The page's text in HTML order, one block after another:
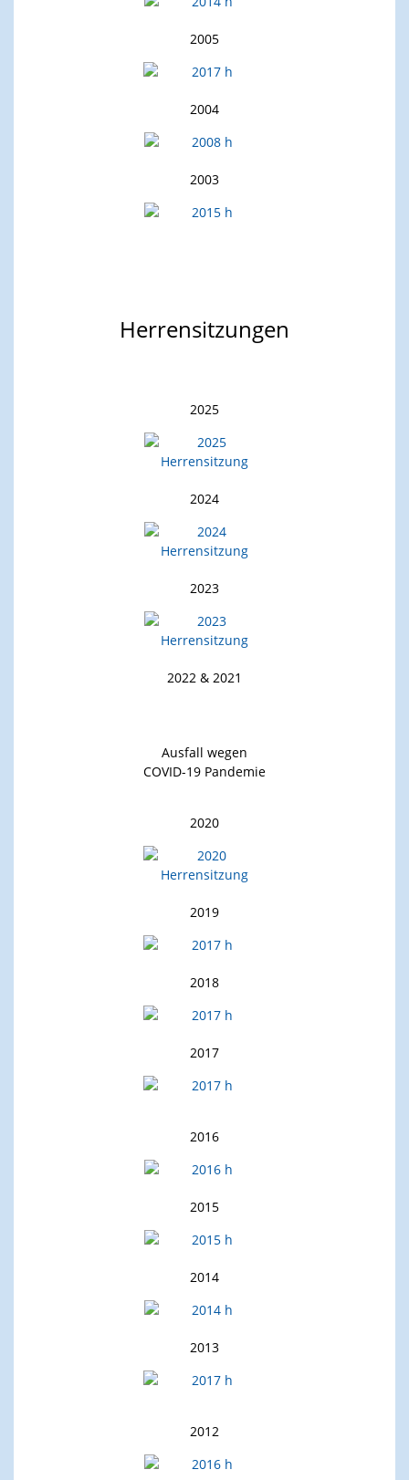
2005
2004
2003
Herrensitzungen
2025
2024
2023
2022 & 2021
Ausfall wegen
COVID-19 Pandemie
2020
2019
2018
2017
2016
2015
2014
2013
2012